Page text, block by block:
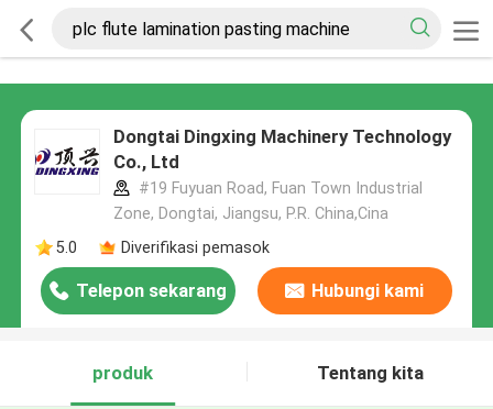
Dongtai Dingxing Machinery Technology
Co., Ltd
#19 Fuyuan Road, Fuan Town Industrial
Zone, Dongtai, Jiangsu, P.R. China,Cina
5.0
Diverifikasi pemasok
Telepon sekarang Hubungi kami
produk Tentang kita